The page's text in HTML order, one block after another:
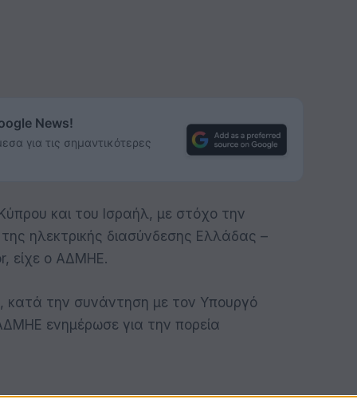
News!
για τις σημαντικότερες
και του Ισραήλ, με στόχο την
ηλεκτρικής διασύνδεσης Ελλάδας –
είχε ο ΑΔΜΗΕ.
κατά την συνάντηση με τον Υπουργό
ενημέρωσε για την πορεία
μετοχικής συμμετοχής της κυπριακής